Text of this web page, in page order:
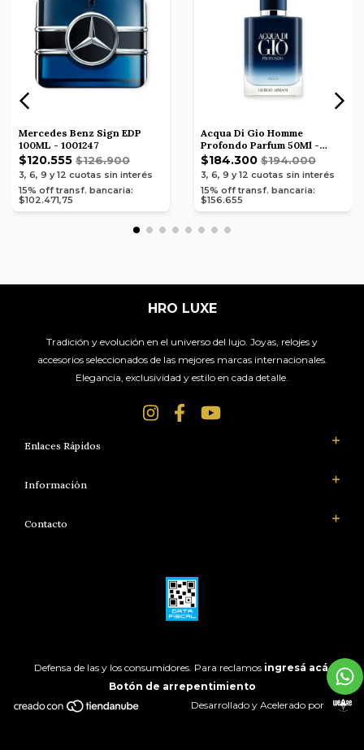
Mercedes Benz Sign EDP
100ML - 1001247
$120.555 $126.900
3, 6, 9 y 12 cuotas sin interés
15% off transf. bancaria:
$102.471,75
Acqua Di Gio Homme
Profondo Parfum 50Ml -
1006109
$184.300 $194.000
3, 6, 9 y 12 cuotas sin interés
15% off transf. bancaria:
$156.655
HRO LUXE
Tradición y evolución en el universo del lujo. Joyas, relojes y
accesorios seleccionados de las mejores marcas internacionales.
Elegancia, exclusividad y estilo en cada detalle.
Enlaces Rápidos
Información
Contacto
Defensa de las y los consumidores. Para reclamos ingresá acá.
Botón de arrepentimiento
Desarrollado y Acelerado por